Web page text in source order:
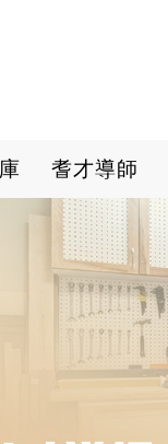
耆才導師